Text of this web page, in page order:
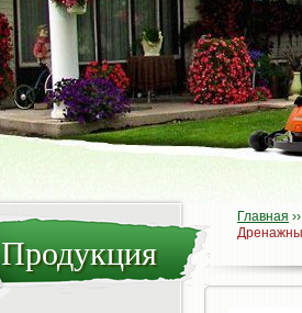
Главная ››
Продукция